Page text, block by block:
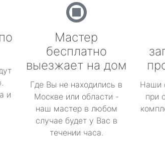
и
Мастер
бесплатно
выезжает на дом
Где Вы не находились в
Москве или области -
наш мастер в любом
случае будет у Вас в
течении часа.
Наши
при